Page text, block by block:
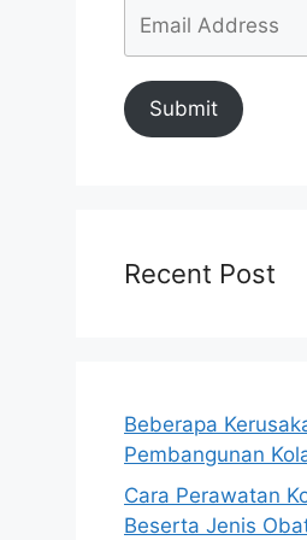
Submit
Recent Post
Beberapa
Pembangunan
Cara Perawatan
Beserta Jenis